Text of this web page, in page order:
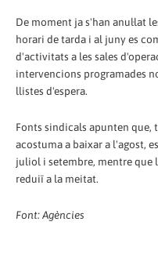
De moment ja s'han anul·lat
horari de tarda i al juny es
d'activitats a les sales
intervencions programades
llistes d'espera.
Fonts sindicals apunten
acostuma a baixar a l'agost,
juliol i setembre, mentre que
reduiï a la meitat.
Font: Agències